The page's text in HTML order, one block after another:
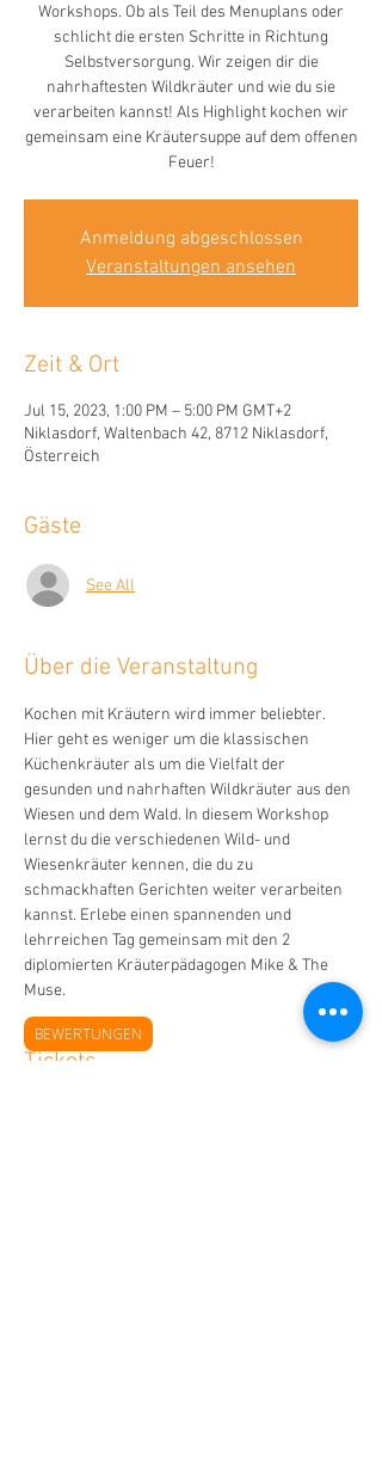
Workshops. Ob als Teil des Menuplans oder
schlicht die ersten Schritte in Richtung
Selbstversorgung. Wir zeigen dir die
nahrhaftesten Wildkräuter und wie du sie
verarbeiten kannst! Als Highlight kochen wir
gemeinsam eine Kräutersuppe auf dem offenen
Feuer!
Anmeldung abgeschlossen
Veranstaltungen ansehen
Zeit & Ort
Jul 15, 2023, 1:00 PM – 5:00 PM GMT+2
Niklasdorf, Waltenbach 42, 8712 Niklasdorf,
Österreich
Gäste
See All
Über die Veranstaltung
Kochen mit Kräutern wird immer beliebter.
Hier geht es weniger um die klassischen
Küchenkräuter als um die Vielfalt der
gesunden und nahrhaften Wildkräuter aus den
Wiesen und dem Wald. In diesem Workshop
lernst du die verschiedenen Wild- und
Wiesenkräuter kennen, die du zu
schmackhaften Gerichten weiter verarbeiten
kannst. Erlebe einen spannenden und
lehrreichen Tag gemeinsam mit den 2
diplomierten Kräuterpädagogen Mike & The
Muse.
Tickets
BEWERTUNGEN